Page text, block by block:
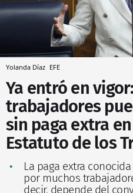
Yolanda Díaz EFE
Ya entró en
trabajadores
sin paga extra
Estatuto de los
La paga extra
por muchos
decir, depende del